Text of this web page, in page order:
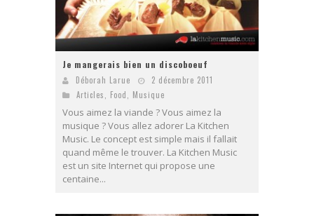
Je mangerais bien un discoboeuf
Déborah Larue
2 décembre 2011
Articles
Food Musique
Vous aimez la viande ? Vous aimez la
musique ? Vous allez adorer La Kitchen
Music. Le concept est simple mais il fallait
quand même le trouver. La Kitchen Music
est un site Internet qui propose une
centaine...